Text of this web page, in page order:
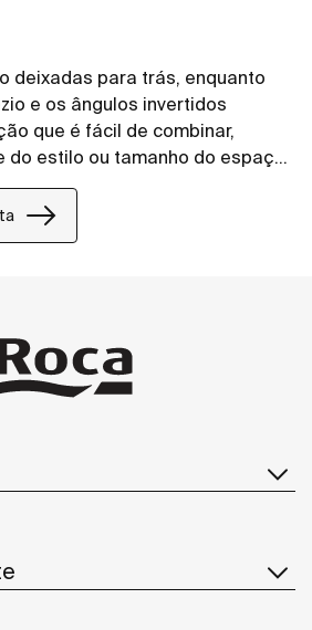
deixadas para trás, enquanto
e os ângulos invertidos
que é fácil de combinar,
do estilo ou tamanho do espaço